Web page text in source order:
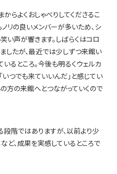
らよくおしゃべりしてくださるこ
リの良いメンバーが多いため、シ
い声が響きます。しばらくはコロ
したが、最近では少しずつ来館い
るところ。今後も明るくウェルカ
つでも来ていいんだ」と感じてい
方の来館へとつながっていくので
階ではありますが、以前より少
ど、成果を実感しているところで